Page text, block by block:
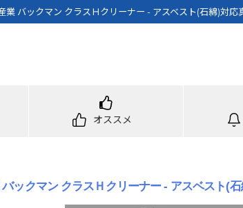
業 バックマン クラスＨクリーナー - アスベスト(石綿)対
オススメ
ックマン クラスＨクリーナー - アスベスト(